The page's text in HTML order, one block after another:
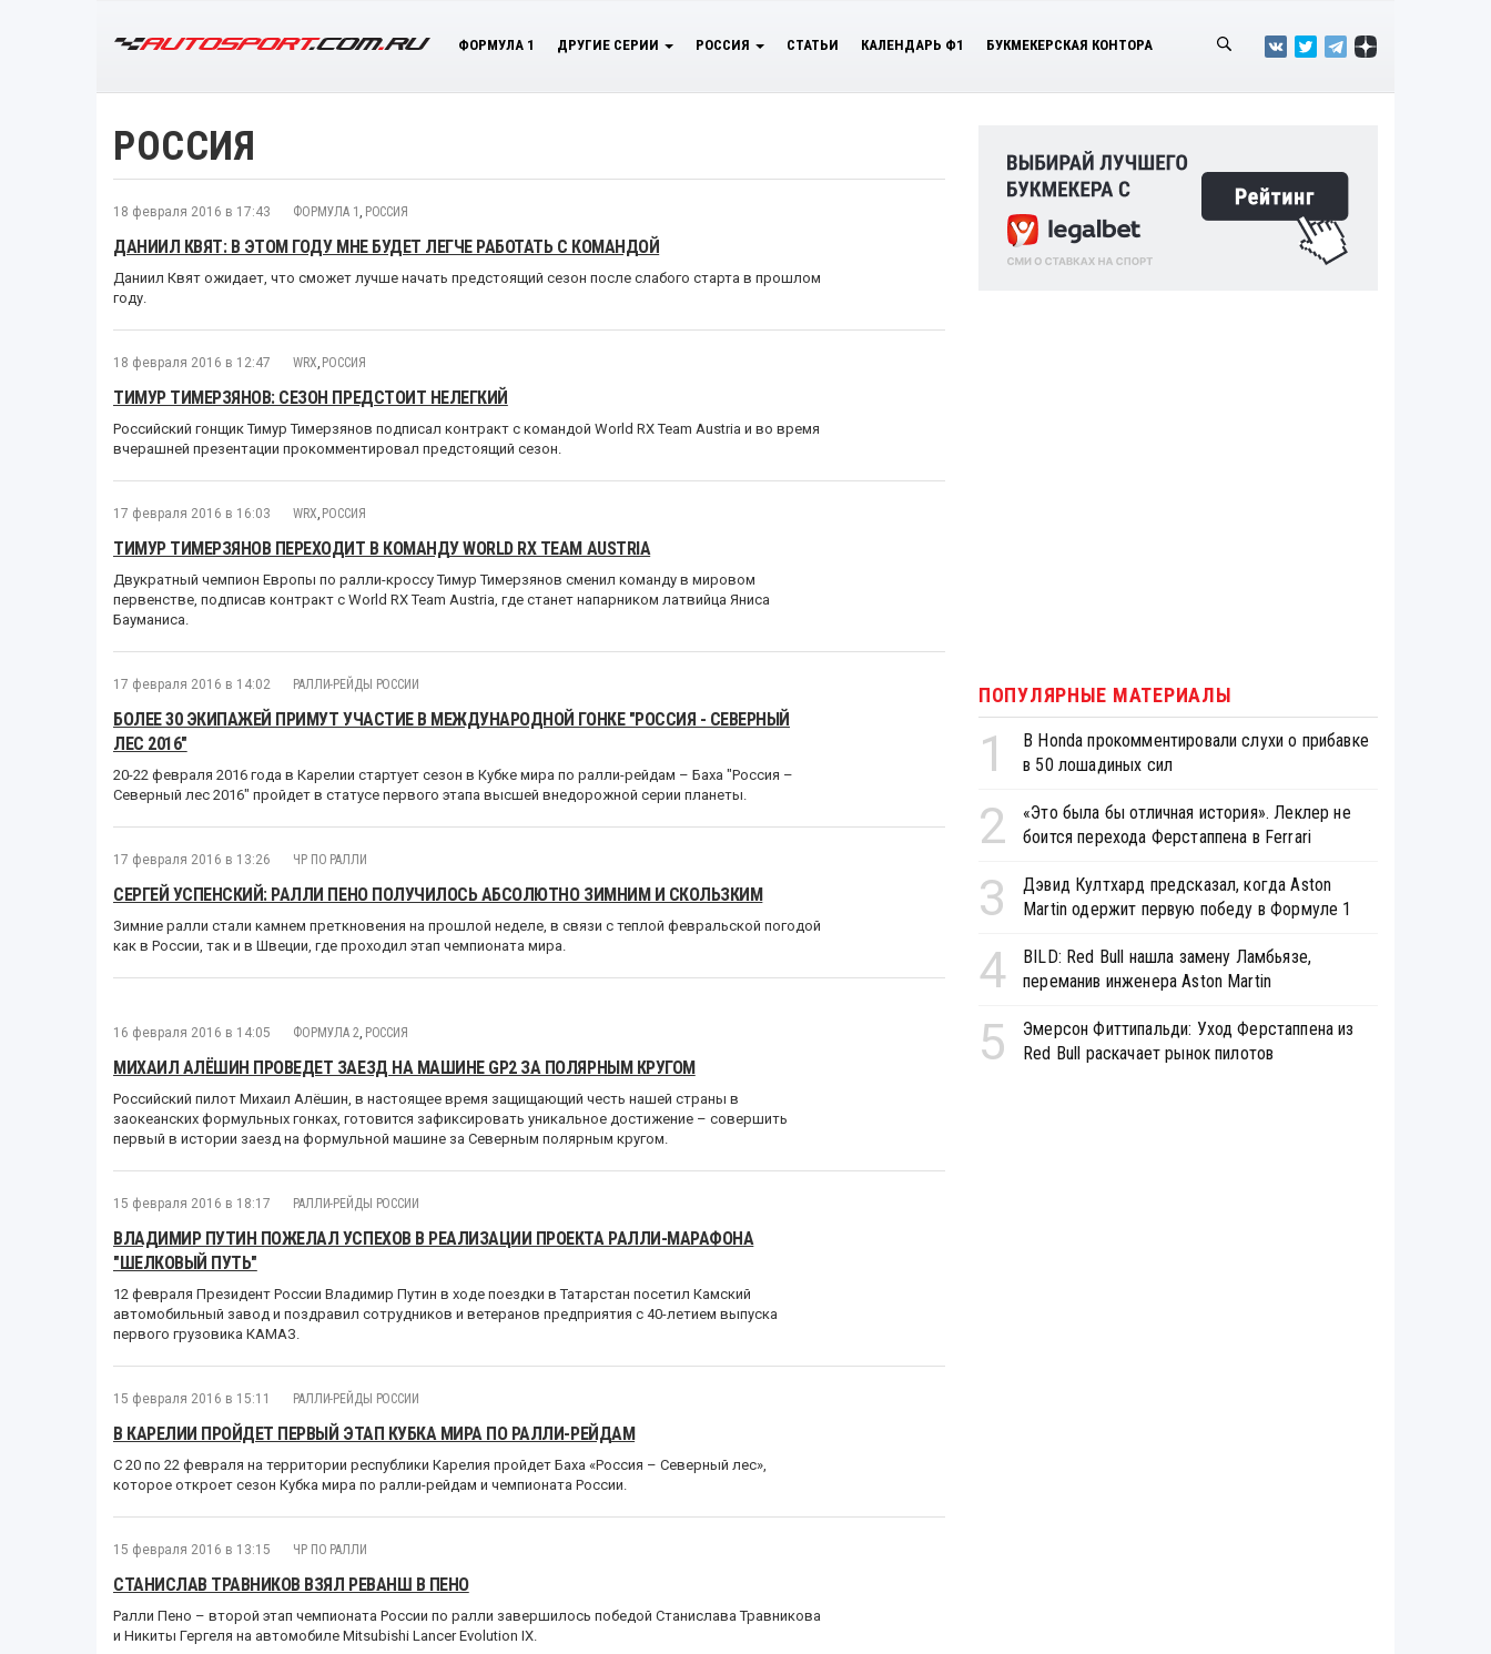
ФОРМУЛА 1 ДРУГИЕ СЕРИИ РОССИЯ СТАТЬИ КАЛЕНДАРЬ Ф1 БУКМЕКЕРСКАЯ КОНТОРА
РОССИЯ
18 февраля 2016 в 17:43 ФОРМУЛА 1 РОССИЯ
ДАНИИЛ КВЯТ: В ЭТОМ ГОДУ МНЕ БУДЕТ ЛЕГЧЕ РАБОТАТЬ С КОМАНДОЙ
Даниил Квят ожидает, что сможет лучше начать предстоящий сезон после слабого старта в прошлом
году.
18 февраля 2016 в 12:47 WRX РОССИЯ
ТИМУР ТИМЕРЗЯНОВ: СЕЗОН ПРЕДСТОИТ НЕЛЕГКИЙ
Российский гонщик Тимур Тимерзянов подписал контракт с командой World RX Team Austria и во время
вчерашней презентации прокомментировал предстоящий сезон.
17 февраля 2016 в 16:03 WRX РОССИЯ
ТИМУР ТИМЕРЗЯНОВ ПЕРЕХОДИТ В КОМАНДУ WORLD RX TEAM AUSTRIA
Двукратный чемпион Европы по ралли-кроссу Тимур Тимерзянов сменил команду в мировом
первенстве, подписав контракт с World RX Team Austria, где станет напарником латвийца Яниса
Бауманиса.
17 февраля 2016 в 14:02 РАЛЛИ-РЕЙДЫ РОССИИ
БОЛЕЕ 30 ЭКИПАЖЕЙ ПРИМУТ УЧАСТИЕ В МЕЖДУНАРОДНОЙ ГОНКЕ "РОССИЯ - СЕВЕРНЫЙ
ЛЕС 2016"
20-22 февраля 2016 года в Карелии стартует сезон в Кубке мира по ралли-рейдам – Баха "Россия –
Северный лес 2016" пройдет в статусе первого этапа высшей внедорожной серии планеты.
17 февраля 2016 в 13:26 ЧР ПО РАЛЛИ
СЕРГЕЙ УСПЕНСКИЙ: РАЛЛИ ПЕНО ПОЛУЧИЛОСЬ АБСОЛЮТНО ЗИМНИМ И СКОЛЬЗКИМ
Зимние ралли стали камнем преткновения на прошлой неделе, в связи с теплой февральской погодой
как в России, так и в Швеции, где проходил этап чемпионата мира.
16 февраля 2016 в 14:05 ФОРМУЛА 2 РОССИЯ
МИХАИЛ АЛЁШИН ПРОВЕДЕТ ЗАЕЗД НА МАШИНЕ GP2 ЗА ПОЛЯРНЫМ КРУГОМ
Российский пилот Михаил Алёшин, в настоящее время защищающий честь нашей страны в
заокеанских формульных гонках, готовится зафиксировать уникальное достижение – совершить
первый в истории заезд на формульной машине за Северным полярным кругом.
15 февраля 2016 в 18:17 РАЛЛИ-РЕЙДЫ РОССИИ
ВЛАДИМИР ПУТИН ПОЖЕЛАЛ УСПЕХОВ В РЕАЛИЗАЦИИ ПРОЕКТА РАЛЛИ-МАРАФОНА
"ШЕЛКОВЫЙ ПУТЬ"
12 февраля Президент России Владимир Путин в ходе поездки в Татарстан посетил Камский
автомобильный завод и поздравил сотрудников и ветеранов предприятия с 40-летием выпуска
первого грузовика КАМАЗ.
15 февраля 2016 в 15:11 РАЛЛИ-РЕЙДЫ РОССИИ
В КАРЕЛИИ ПРОЙДЕТ ПЕРВЫЙ ЭТАП КУБКА МИРА ПО РАЛЛИ-РЕЙДАМ
С 20 по 22 февраля на территории республики Карелия пройдет Баха «Россия – Северный лес»,
которое откроет сезон Кубка мира по ралли-рейдам и чемпионата России.
15 февраля 2016 в 13:15 ЧР ПО РАЛЛИ
СТАНИСЛАВ ТРАВНИКОВ ВЗЯЛ РЕВАНШ В ПЕНО
Ралли Пено – второй этап чемпионата России по ралли завершилось победой Станислава Травникова
и Никиты Гергеля на автомобиле Mitsubishi Lancer Evolution IX.
ПОПУЛЯРНЫЕ МАТЕРИАЛЫ
1
В Honda прокомментировали слухи о прибавке
в 50 лошадиных сил
2
«Это была бы отличная история». Леклер не
боится перехода Ферстаппена в Ferrari
3
Дэвид Култхард предсказал, когда Aston
Martin одержит первую победу в Формуле 1
4
BILD: Red Bull нашла замену Ламбьязе,
переманив инженера Aston Martin
5
Эмерсон Фиттипальди: Уход Ферстаппена из
Red Bull раскачает рынок пилотов